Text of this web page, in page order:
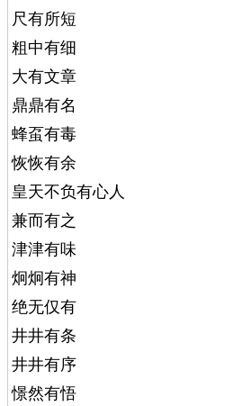
尺有所短
粗中有细
大有文章
鼎鼎有名
蜂虿有毒
恢恢有余
皇天不负有心人
兼而有之
津津有味
炯炯有神
绝无仅有
井井有条
井井有序
憬然有悟